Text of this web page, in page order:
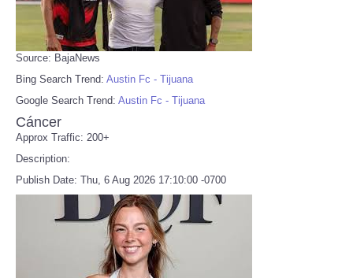
Source: BajaNews
Bing Search Trend: Austin Fc - Tijuana
Google Search Trend: Austin Fc - Tijuana
Cáncer
Approx Traffic: 200+
Description:
Publish Date: Thu, 6 Aug 2026 17:10:00 -0700